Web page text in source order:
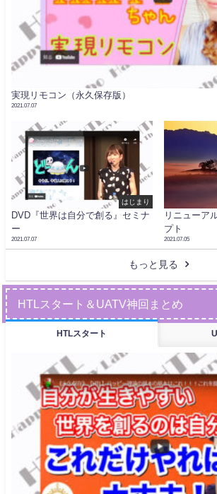
実現リモコン（永久保存版）
2021.07.07
はじまり
DVD『世界は自分で創る』セミナ
ー
2021.07.07
リニューア
プト
2021.07.05
もっと見る
HTLスタート＆UATV神回まとめ
HTLスタート